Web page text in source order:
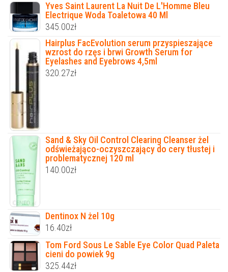
Yves Saint Laurent La Nuit De L'Homme Bleu
Electrique Woda Toaletowa 40 Ml
345.00zł
Hairplus FacEvolution serum przyspieszające
wzrost do rzęs i brwi Growth Serum for
Eyelashes and Eyebrows 4,5ml
320.27zł
Sand & Sky Oil Control Clearing Cleanser żel
odświeżająco-oczyszczający do cery tłustej i
problematycznej 120 ml
140.00zł
Dentinox N żel 10g
16.40zł
Tom Ford Sous Le Sable Eye Color Quad Paleta
cieni do powiek 9g
325.44zł